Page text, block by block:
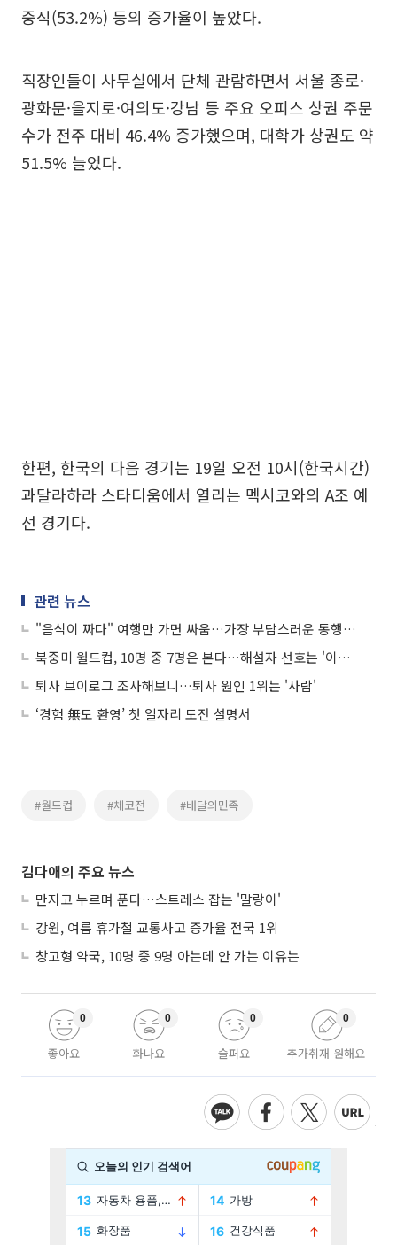
중식(53.2%) 등의 증가율이 높았다.
직장인들이 사무실에서 단체 관람하면서 서울 종로·
광화문·을지로·여의도·강남 등 주요 오피스 상권 주문
수가 전주 대비 46.4% 증가했으며, 대학가 상권도 약
51.5% 늘었다.
한편, 한국의 다음 경기는 19일 오전 10시(한국시간)
과달라하라 스타디움에서 열리는 멕시코와의 A조 예
선 경기다.
관련 뉴스
"음식이 짜다" 여행만 가면 싸움…가장 부담스러운 동행인은 '부모님'
북중미 월드컵, 10명 중 7명은 본다…해설자 선호는 '이영표'
퇴사 브이로그 조사해보니…퇴사 원인 1위는 '사람'
‘경험 無도 환영’ 첫 일자리 도전 설명서
#월드컵 #체코전 #배달의민족
김다애의 주요 뉴스
만지고 누르며 푼다…스트레스 잡는 '말랑이'
강원, 여름 휴가철 교통사고 증가율 전국 1위
창고형 약국, 10명 중 9명 아는데 안 가는 이유는
좋아요
0
화나요
0
슬퍼요
0
추가취재 원해요
0